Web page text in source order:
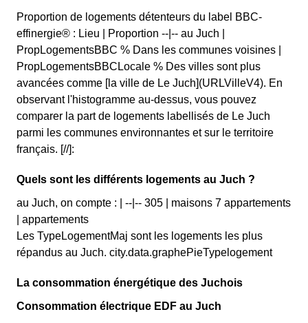
Proportion de logements détenteurs du label BBC-
effinergie® : Lieu | Proportion --|-- au Juch |
PropLogementsBBC % Dans les communes voisines |
PropLogementsBBCLocale % Des villes sont plus
avancées comme [la ville de Le Juch](URLVilleV4). En
observant l'histogramme au-dessus, vous pouvez
comparer la part de logements labellisés de Le Juch
parmi les communes environnantes et sur le territoire
français. [//]:
Quels sont les différents logements au Juch ?
au Juch, on compte : | --|-- 305 | maisons 7 appartements
| appartements
Les TypeLogementMaj sont les logements les plus
répandus au Juch. city.data.graphePieTypelogement
La consommation énergétique des Juchois
Consommation électrique EDF au Juch